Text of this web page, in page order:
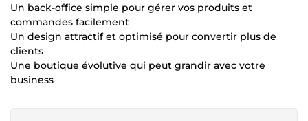
Un back-office simple pour gérer vos produits et
commandes facilement
Un design attractif et optimisé pour convertir plus de
clients
Une boutique évolutive qui peut grandir avec votre
business